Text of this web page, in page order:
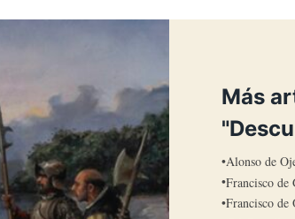
Más
Alonso de
Francisco de
Francisco de